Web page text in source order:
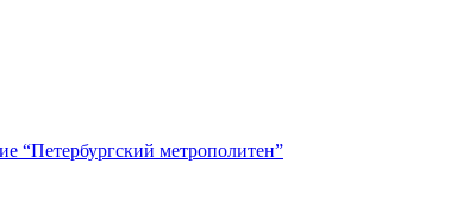
“Петербургский метрополитен”